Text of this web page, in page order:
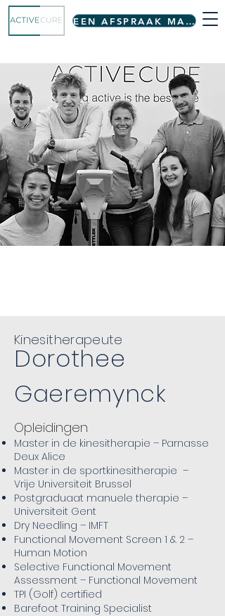
EEN AFSPRAAK MAKEN
Dorothee
Gaeremynck
Kinesitherapeute
Opleidingen
Master in de kinesitherapie – Parnasse
Deux Alice
Master in de sportkinesitherapie –
Vrije Universiteit Brussel
Postgraduaat manuele therapie –
Universiteit Gent
Dry Needling – IMFT
Functional Movement Screen 1 & 2 –
Human Motion
Selective Functional Movement
Assessment – Functional Movement
TPI (Golf) certified
Barefoot Training Specialist